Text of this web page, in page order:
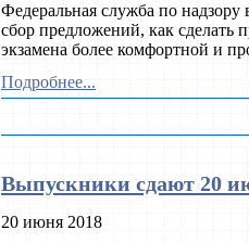
Федеральная служба по надзору
сбор предложений, как сделать
экзамена более комфортной и
Подробнее...
Выпускники сдают 20
20 июня 2018